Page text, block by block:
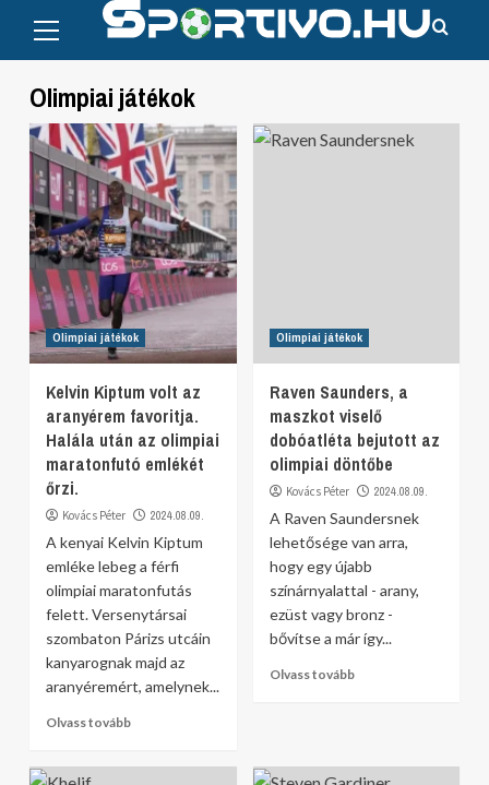
content
Menu
Olimpiai játékok
Olimpiai játékok
Kelvin Kiptum volt az
aranyérem favoritja.
Halála után az olimpiai
maratonfutó emlékét
őrzi.
Kovács Péter 2024.08.09.
A kenyai Kelvin Kiptum
emléke lebeg a férfi
olimpiai maratonfutás
felett. Versenytársai
szombaton Párizs utcáin
kanyarognak majd az
aranyéremért, amelynek...
Olvass tovább
Olimpiai játékok
Raven Saunders, a
maszkot viselő
dobóatléta bejutott az
olimpiai döntőbe
Kovács Péter 2024.08.09.
A Raven Saundersnek
lehetősége van arra,
hogy egy újabb
színárnyalattal - arany,
ezüst vagy bronz -
bővítse a már így...
Olvass tovább